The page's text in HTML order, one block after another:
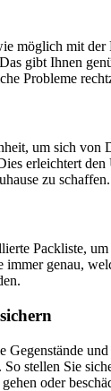
möglich mit der
gibt Ihnen
Probleme
um sich von
erleichtert
zu schaffen.
Packliste,
immer genau,
Gegenstände
stellen Sie
oder